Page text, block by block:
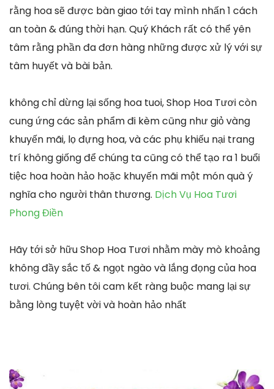
rằng hoa sẽ được bàn giao tới tay mình nhấn 1 cách
an toàn & đúng thời hạn. Quý Khách rất có thể yên
tâm rằng phần đa đơn hàng những được xử lý với sự
tâm huyết và bài bản.
không chỉ dừng lại sống hoa tuoi, Shop Hoa Tươi còn
cung ứng các sản phẩm đi kèm cũng như giỏ vàng
khuyến mãi, lọ đựng hoa, và các phụ khiếu nại trang
trí không giống để chúng ta cũng có thể tạo ra 1 buổi
tiệc hoa hoàn hảo hoặc khuyến mãi một món quà ý
nghĩa cho người thân thương. Dịch Vụ Hoa Tươi
Phong Điền
Hãy tới sở hữu Shop Hoa Tươi nhằm mày mò khoảng
không đầy sắc tố & ngọt ngào và lắng đọng của hoa
tươi. Chúng bên tôi cam kết ràng buộc mang lại sự
bằng lòng tuyệt vời và hoàn hảo nhất